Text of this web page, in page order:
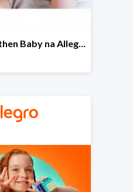
Marka Bepanthen Baby na Allegro od 15,87 zł!